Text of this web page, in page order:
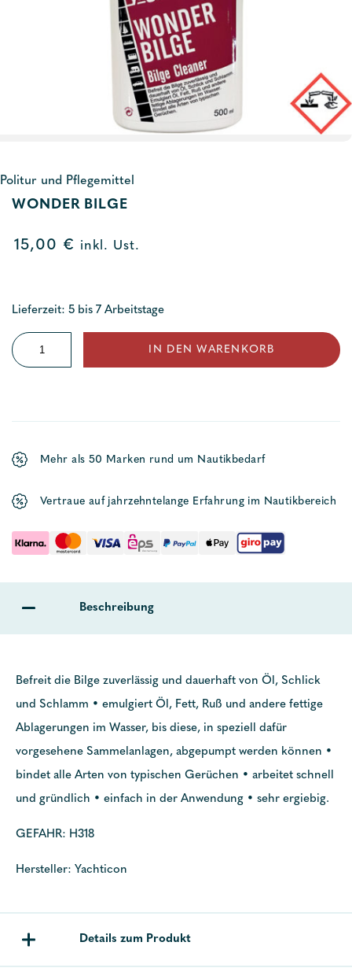
Politur und Pflegemittel
WONDER BILGE
15,00 € inkl. Ust.
Lieferzeit: 5 bis 7 Arbeitstage
Wonder
Bilge
IN DEN WARENKORB
Mehr als 50 Marken rund um Nautikbedarf
Vertraue auf jahrzehntelange Erfahrung im Nautikbereich
Beschreibung
Befreit die Bilge zuverlässig und dauerhaft von Öl, Schlick
und Schlamm • emulgiert Öl, Fett, Ruß und andere fettige
Ablagerungen im Wasser, bis diese, in speziell dafür
vorgesehene Sammelanlagen, abgepumpt werden können •
bindet alle Arten von typischen Gerüchen • arbeitet schnell
und gründlich • einfach in der Anwendung • sehr ergiebig.
GEFAHR: H318
Hersteller: Yachticon
Details zum Produkt